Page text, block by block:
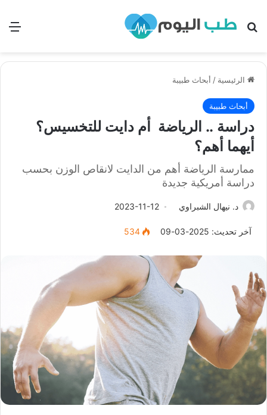
بحث
الرئيسية / أبحاث طبيبة
أبحاث طبيبة
دراسة .. الرياضة أم دايت للتخسيس؟
أيهما أهم؟
ممارسة الرياضة أهم من الدايت لانقاص الوزن بحسب
دراسة أمريكية جديدة
د. نيهال الشبراوي 2023-11-12
آخر تحديث: 2025-03-09 534